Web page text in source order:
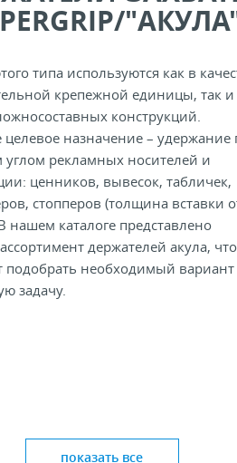
типа используются как в
крепежной единицы, так и
конструкций.
назначение – удержание
рекламных носителей и
ценников, вывесок, табличек,
стопперов (толщина вставки
нашем каталоге представлено
держателей акула, что
подобрать необходимый
задачу.
показать все